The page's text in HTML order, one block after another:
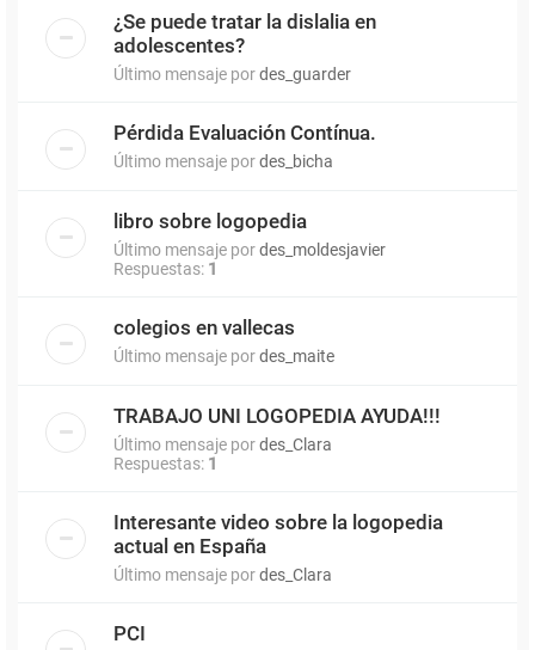
¿Se puede tratar la dislalia en
adolescentes?
Último mensaje pordes_guarder
Pérdida Evaluación Contínua.
Último mensaje pordes_bicha
libro sobre logopedia
Último mensaje pordes_moldesjavier
Respuestas: 1
colegios en vallecas
Último mensaje pordes_maite
TRABAJO UNI LOGOPEDIA AYUDA!!!
Último mensaje pordes_Clara
Respuestas: 1
Interesante video sobre la logopedia
actual en España
Último mensaje pordes_Clara
PCI